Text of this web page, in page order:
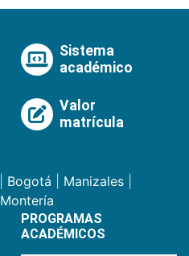
Sistema
académico
Valor
matrícula
Bogotá Manizales
Montería
PROGRAMAS
ACADÉMICOS